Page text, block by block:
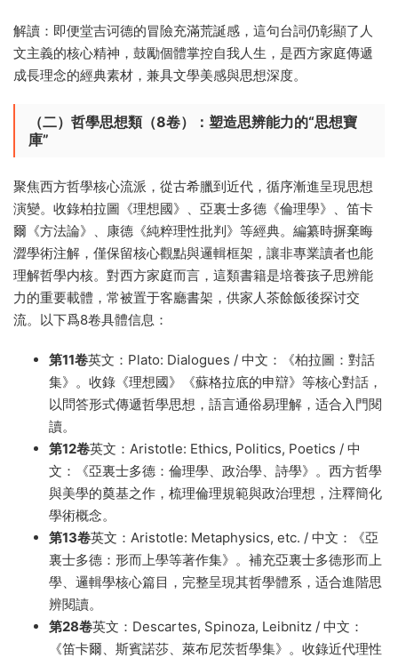
解讀：即便堂吉诃德的冒險充滿荒誕感，這句台詞仍彰顯了人
文主義的核心精神，鼓勵個體掌控自我人生，是西方家庭傳遞
成長理念的經典素材，兼具文學美感與思想深度。
（二）哲學思想類（8卷）：塑造思辨能力的“思想寶
庫”
聚焦西方哲學核心流派，從古希臘到近代，循序漸進呈現思想
演變。收錄柏拉圖《理想國》、亞裏士多德《倫理學》、笛卡
爾《方法論》、康德《純粹理性批判》等經典。編纂時摒棄晦
澀學術注解，僅保留核心觀點與邏輯框架，讓非專業讀者也能
理解哲學内核。對西方家庭而言，這類書籍是培養孩子思辨能
力的重要載體，常被置于客廳書架，供家人茶餘飯後探讨交
流。以下爲8卷具體信息：
第11卷英文：Plato: Dialogues / 中文：《柏拉圖：對話
集》。收錄《理想國》《蘇格拉底的申辯》等核心對話，
以問答形式傳遞哲學思想，語言通俗易理解，适合入門閱
讀。
第12卷英文：Aristotle: Ethics, Politics, Poetics / 中
文：《亞裏士多德：倫理學、政治學、詩學》。西方哲學
與美學的奠基之作，梳理倫理規範與政治理想，注釋簡化
學術概念。
第13卷英文：Aristotle: Metaphysics, etc. / 中文：《亞
裏士多德：形而上學等著作集》。補充亞裏士多德形而上
學、邏輯學核心篇目，完整呈現其哲學體系，适合進階思
辨閱讀。
第28卷英文：Descartes, Spinoza, Leibnitz / 中文：
《笛卡爾、斯賓諾莎、萊布尼茨哲學集》。收錄近代理性